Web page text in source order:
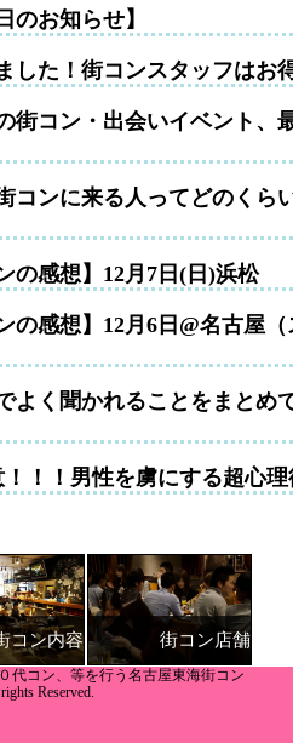
のお知らせ】
した！街コンスタッフはお
街コン・出会いイベント、
コンに来る人ってどのくら
の感想】12月7日(日)浜松
の感想】12月6日@名古屋（
よく聞かれることをまとめ
！！男性を虜にする超心理
コン内容 街コン店舗
代コン、等を行う名古屋東海街コン
Reserved.